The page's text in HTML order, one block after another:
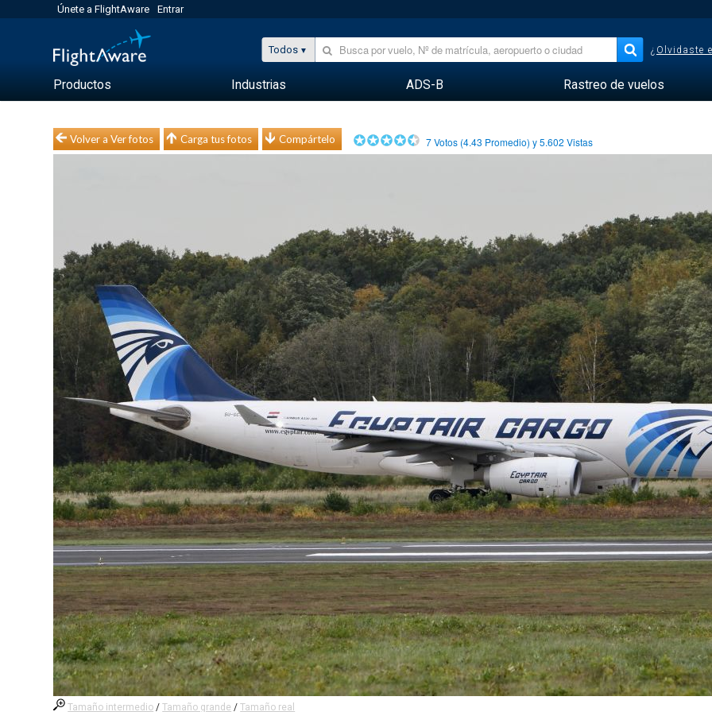
Únete a FlightAware Entrar
Todos ¿Olvidaste
Productos Industrias ADS-B Rastreo de vuelos
Volver a Ver fotos Carga tus fotos Compártelo 7Votos (4.43 Promedio) y5.602 Vistas
Tamaño intermedio /Tamaño grande /Tamaño real